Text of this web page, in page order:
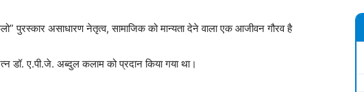
पुरस्कार असाधारण नेतृत्व, सामाजिक को मान्यता देने वाला एक आजीवन गौरव है
डॉ. ए.पी.जे. अब्दुल कलाम को प्रदान किया गया था।